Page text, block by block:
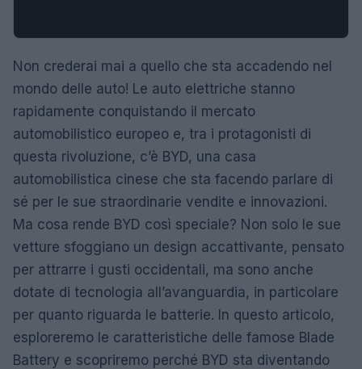
Non crederai mai a quello che sta accadendo nel
mondo delle auto! Le auto elettriche stanno
rapidamente conquistando il mercato
automobilistico europeo e, tra i protagonisti di
questa rivoluzione, c’è BYD, una casa
automobilistica cinese che sta facendo parlare di
sé per le sue straordinarie vendite e innovazioni.
Ma cosa rende BYD così speciale? Non solo le sue
vetture sfoggiano un design accattivante, pensato
per attrarre i gusti occidentali, ma sono anche
dotate di tecnologia all’avanguardia, in particolare
per quanto riguarda le batterie. In questo articolo,
esploreremo le caratteristiche delle famose Blade
Battery e scopriremo perché BYD sta diventando